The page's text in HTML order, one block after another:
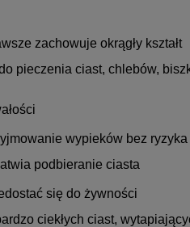
zachowuje okrągły kształt
pieczenia ciast, chlebów,
wypieków bez
podbieranie ciasta
się do żywności
ciekłych ciast,